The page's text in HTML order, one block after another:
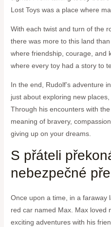
Lost Toys was‌ a place where⁤
With each twist and turn ​of the
there was more ‌to this land
where friendship, courage, and
where every toy had a ⁢story to
In the end, ⁤Rudolf’s adventure
just about exploring new
Through ⁣his encounters with
meaning of bravery,
giving ‍up on your dreams.
S ⁣přáteli
nebezpečné
Once upon a time, in a faraway
red car named Max. ⁣Max loved
exciting adventures with his